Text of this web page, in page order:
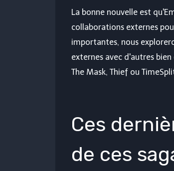
La bonne nouvelle est
collaborations externes
importantes, nous
externes avec d'autres bien
The Mask, Thief ou
Ces
de ces